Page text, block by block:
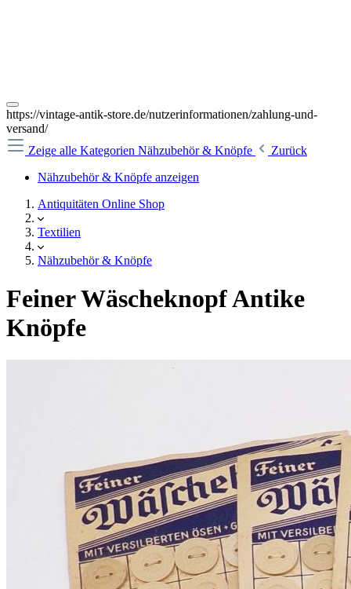
https://vintage-antik-store.de/nutzerinformationen/zahlung-und-
versand/
Zeige alle Kategorien Nähzubehör & Knöpfe
Zurück
Nähzubehör & Knöpfe anzeigen
Antiquitäten Online Shop
Textilien
Nähzubehör & Knöpfe
Feiner Wäscheknopf Antike
Knöpfe